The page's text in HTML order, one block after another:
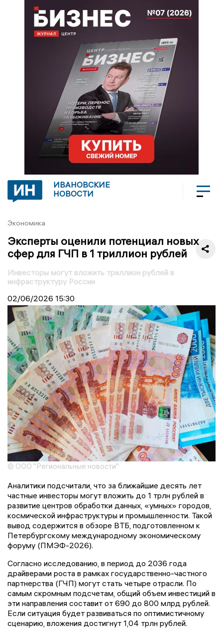
ИВАНОВСКИЕ
НОВОСТИ
Экономика
Эксперты оценили потенциал новых
сфер для ГЧП в 1 триллион рублей
Инвесторы могут вложить триллион рублей в
инфраструктуру России
02/06/2026 15:30
© ООО "Региональные новости"
Аналитики подсчитали, что за ближайшие десять лет
частные инвесторы могут вложить до 1 трлн рублей в
развитие центров обработки данных, «умных» городов,
космической инфраструктуры и промышленности. Такой
вывод содержится в обзоре ВТБ, подготовленном к
Петербургскому международному экономическому
форуму (ПМЭФ-2026).
Согласно исследованию, в период до 2036 года
драйверами роста в рамках государственно-частного
партнерства (ГЧП) могут стать четыре отрасли. По
самым скромным подсчетам, общий объем инвестиций в
эти направления составит от 690 до 800 млрд рублей.
Если ситуация будет развиваться по оптимистичному
сценарию, вложения достигнут 1,04 трлн рублей.